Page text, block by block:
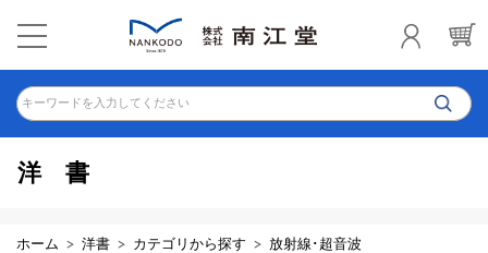
キーワードを入力してください
洋書
ホーム 洋書 カテゴリから探す
放射線･超音波